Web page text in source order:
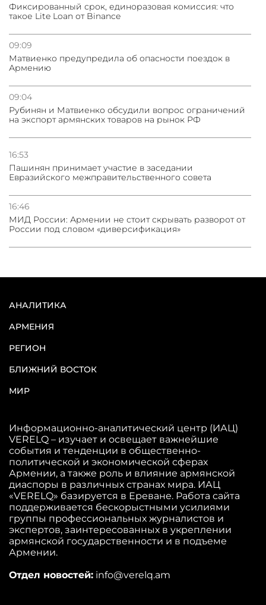
Фиксированный срок, единоразовая комиссия: что
такое Lite Loan от Binance
09:09
Матвиенко предупредила об опасности поездок в
Армению
09:04
Рубинян и Матвиенко обсудили вопрос ограничений
на экспорт армянских товаров на рынок РФ
16:53
Пашинян принимает участие в заседании
Евразийского межправительственного совета
16:46
МИД России: Армении не стоит скрывать разворот от
России под словом «диверсификация»
АНАЛИТИКА
АРМЕНИЯ
РЕГИОН
БЛИЖНИЙ ВОСТОК
МИР
Информационно-аналитический центр (ИАЦ)
VERELQ – изучает и освещает важнейшие
события и тенденции в общественно-
политической и экономической сферах
Армении, а также роль и влияние армянской
диаспоры в различных странах мира. ИАЦ
«VERELQ» базируется в Ереване. Работа сайта
поддерживается бескорыстными усилиями
группы профессиональных журналистов и
экспертов, заинтересованных в укреплении
армянской государственности и в подъеме
Армении.
Отдел новостей: info@verelq.am